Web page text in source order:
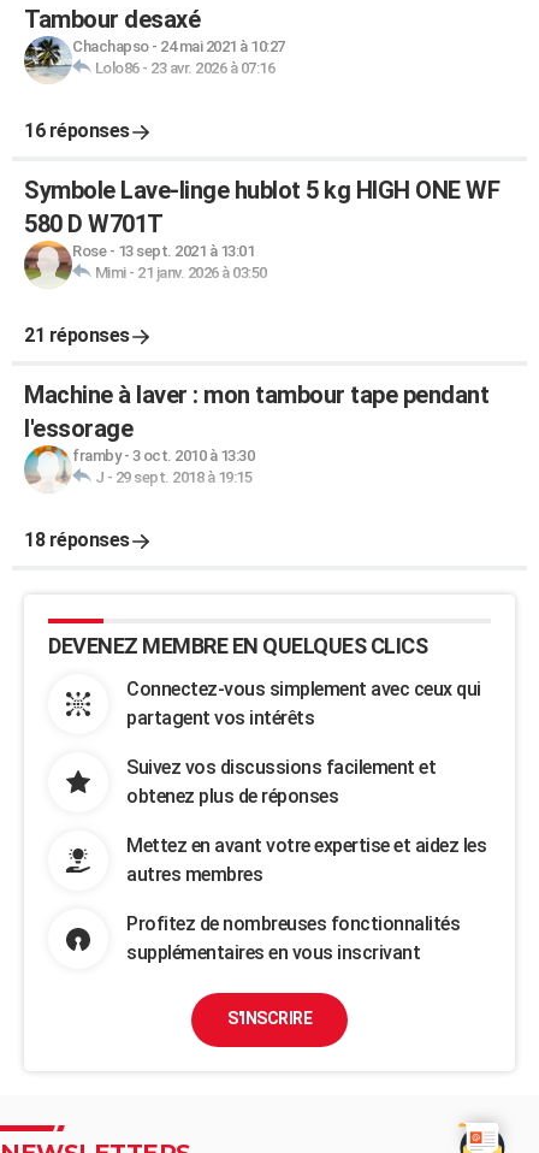
Tambour desaxé
Chachapso- 24 mai 2021 à 10:27
Lolo86- 23 avr. 2026 à 07:16
16 réponses
Symbole Lave-linge hublot 5 kg HIGH ONE WF
580 D W701T
Rose- 13 sept. 2021 à 13:01
Mimi- 21 janv. 2026 à 03:50
21 réponses
Machine à laver : mon tambour tape pendant
l'essorage
framby- 3 oct. 2010 à 13:30
J - 29 sept. 2018 à 19:15
18 réponses
DEVENEZ MEMBRE EN QUELQUES CLICS
Connectez-vous simplement avec ceux qui
partagent vos intérêts
Suivez vos discussions facilement et
obtenez plus de réponses
Mettez en avant votre expertise et aidez les
autres membres
Profitez de nombreuses fonctionnalités
supplémentaires en vous inscrivant
S'INSCRIRE